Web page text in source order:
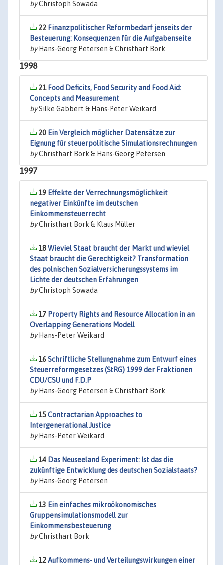
byChristoph Sowada
22 Finanzpolitischer Reformbedarf jenseits der
Besteuerung: Konsequenzen für die Aufgabenseite
byHans-Georg Petersen & Christhart Bork
1998
21 Food Deficits, Food Security and Food Aid:
Concepts and Measurement
bySilke Gabbert & Hans-Peter Weikard
20 Ein Vergleich möglicher Datensätze zur
Eignung für steuerpolitische Simulationsrechnungen
byChristhart Bork & Hans-Georg Petersen
1997
19 Effekte der Verrechnungsmöglichkeit
negativer Einkünfte im deutschen
Einkommensteuerrecht
byChristhart Bork & Klaus Müller
18Wieviel Staat braucht der Markt und wieviel
Staat braucht die Gerechtigkeit? Transformation
des polnischen Sozialversicherungssystems im
Lichte der deutschen Erfahrungen
byChristoph Sowada
17 Property Rights and Resource Allocation in an
Overlapping Generations Modell
byHans-Peter Weikard
16Schriftliche Stellungnahme zum Entwurf eines
Steuerreformgesetzes (StRG) 1999 der Fraktionen
CDU/CSU und F.D.P
byHans-Georg Petersen & Christhart Bork
15Contractarian Approaches to
Intergenerational Justice
byHans-Peter Weikard
14 Das Neuseeland Experiment: Ist das die
zukünftige Entwicklung des deutschen Sozialstaats?
byHans-Georg Petersen
13 Ein einfaches mikroökonomisches
Gruppensimulationsmodell zur
Einkommensbesteuerung
byChristhart Bork
12Aufkommens- und Verteilungswirkungen einer